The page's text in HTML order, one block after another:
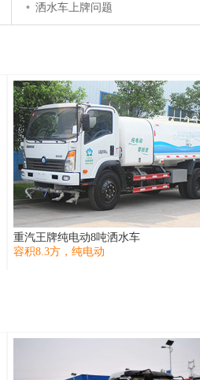
• 洒水车上牌问题
重汽王牌纯电动8吨洒水车
容积8.3方，纯电动